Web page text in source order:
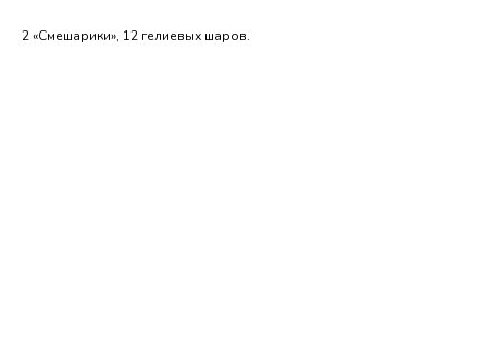
2 «Смешарики», 12 гелиевых шаров.